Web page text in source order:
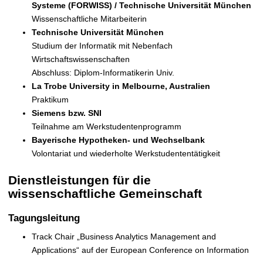
Systeme (FORWISS) / Technische Universität München
Wissenschaftliche Mitarbeiterin
Technische Universität München
Studium der Informatik mit Nebenfach
Wirtschaftswissenschaften
Abschluss: Diplom-Informatikerin Univ.
La Trobe University in Melbourne, Australien
Praktikum
Siemens bzw. SNI
Teilnahme am Werkstudentenprogramm
Bayerische Hypotheken- und Wechselbank
Volontariat und wiederholte Werkstudententätigkeit
Dienstleistungen für die
wissenschaftliche Gemeinschaft
Tagungsleitung
Track Chair „Business Analytics Management and
Applications“ auf der European Conference on Information